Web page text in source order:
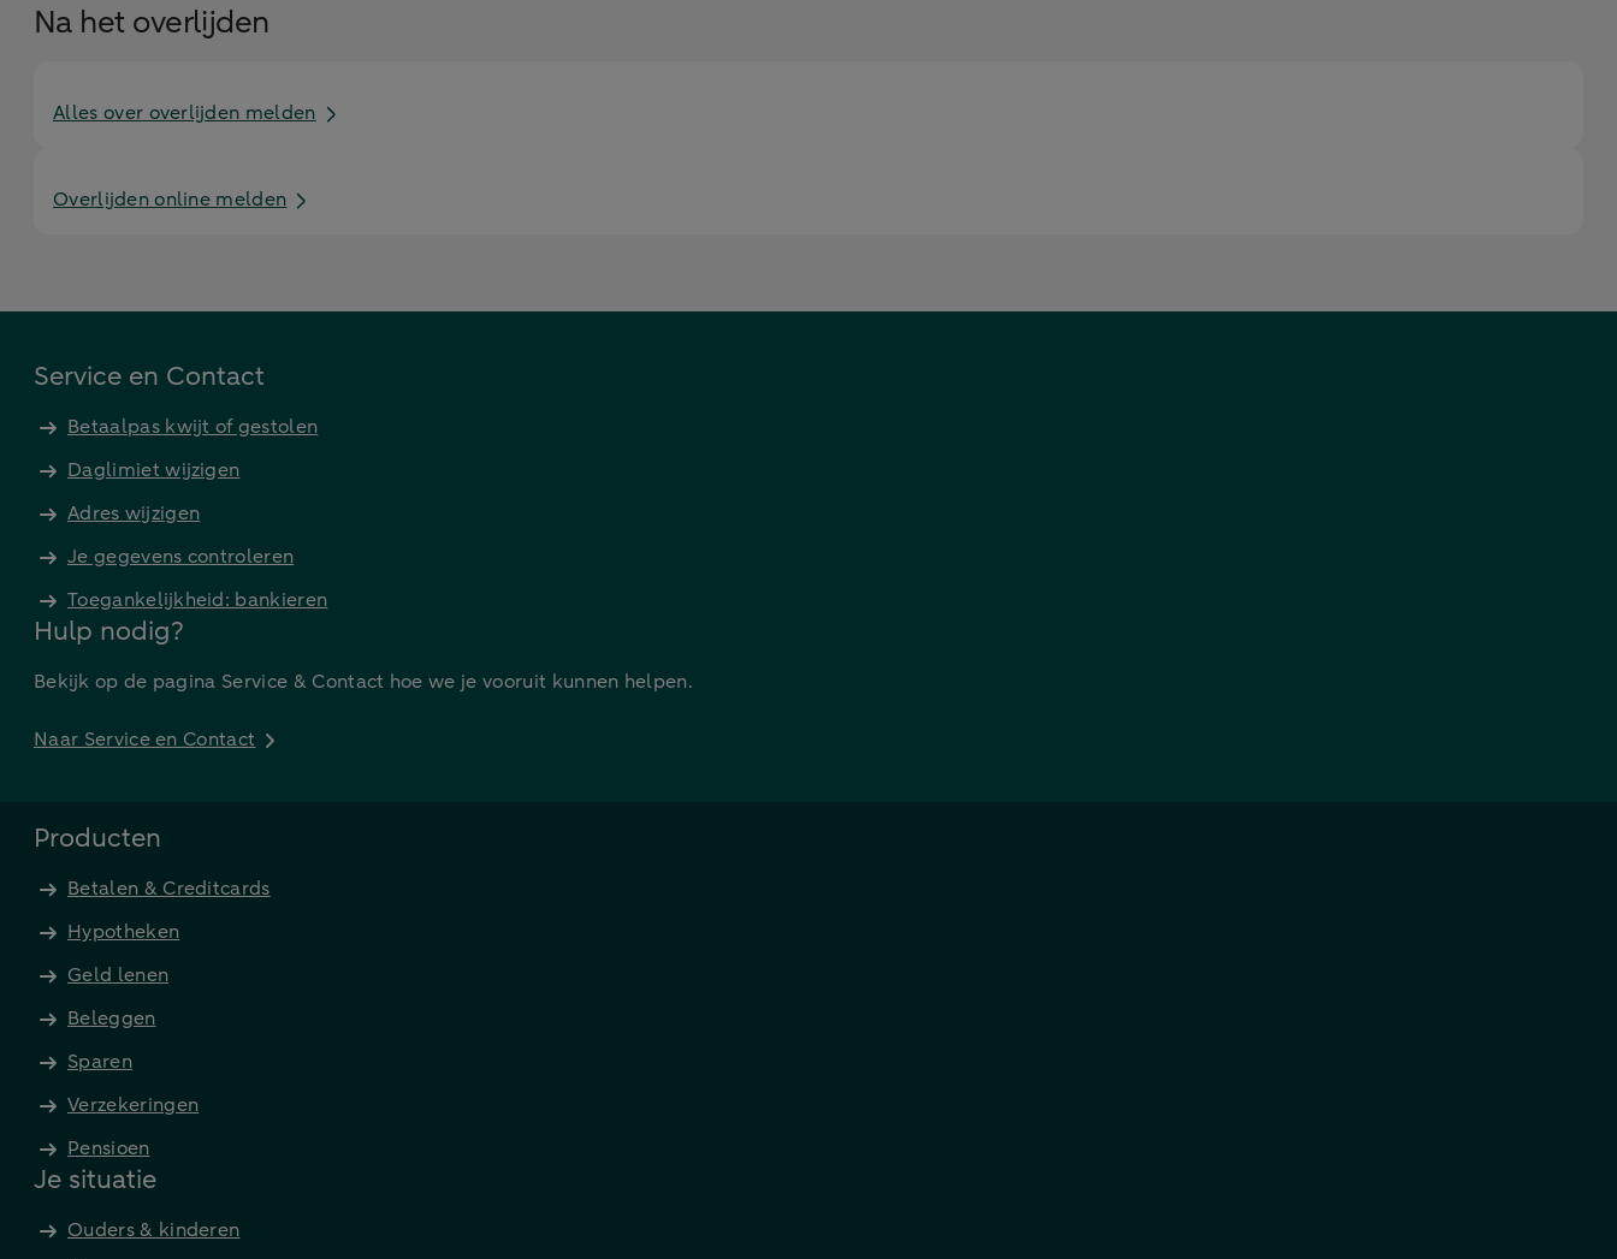
Na het overlijden
Alles over overlijden melden
Overlijden online melden
Service en Contact
Betaalpas kwijt of gestolen
Daglimiet wijzigen
Adres wijzigen
Je gegevens controleren
Toegankelijkheid: bankieren
Hulp nodig?
Bekijk op de pagina Service & Contact hoe we je vooruit kunnen helpen.
Naar Service en Contact
Producten
Betalen & Creditcards
Hypotheken
Geld lenen
Beleggen
Sparen
Verzekeringen
Pensioen
Je situatie
Ouders & kinderen